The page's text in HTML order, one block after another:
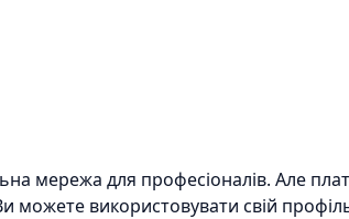
мережа для професіоналів. Але
можете використовувати свій